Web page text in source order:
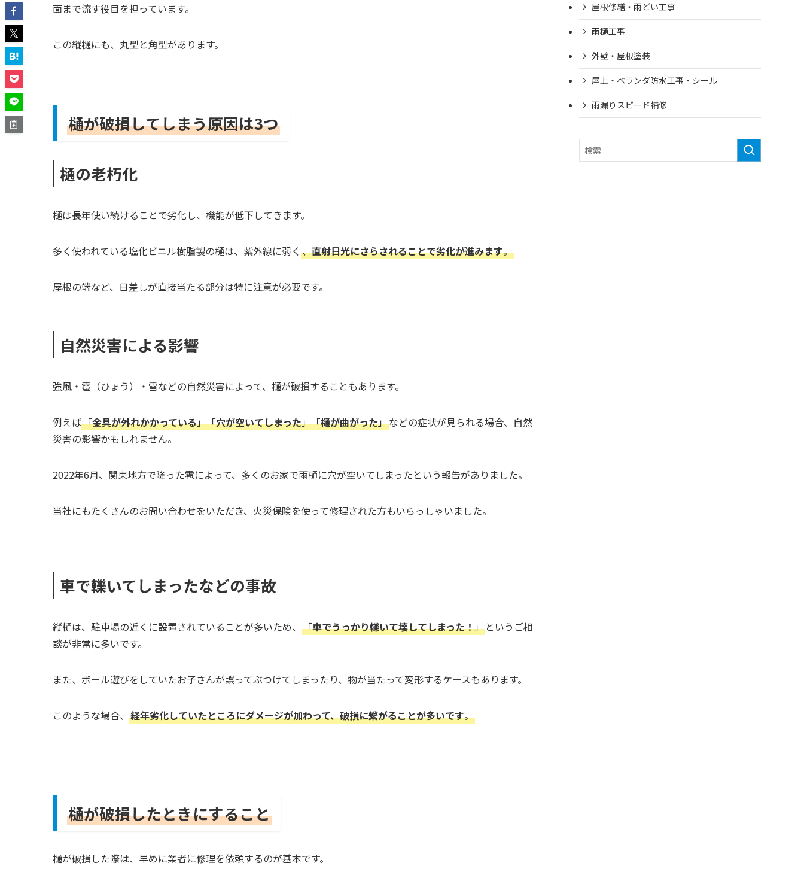
面まで流す役目を担っています。
この縦樋にも、丸型と角型があります。
樋が破損してしまう原因は3つ
樋の老朽化
樋は長年使い続けることで劣化し、機能が低下してきます。
多く使われている塩化ビニル樹脂製の樋は、紫外線に弱く 、直射日光にさらされることで劣化が進みます。
屋根の端など、日差しが直接当たる部分は特に注意が必要です。
自然災害による影響
強風・雹（ひょう）・雪などの自然災害によって、樋が破損することもあります。
例えば「金具が外れかかっている」「穴が空いてしまった」「樋が曲がった」などの症状が見られる場合、自然
災害の影響かもしれません。
2022年6月、関東地方で降った雹によって、多くのお家で雨樋に穴が空いてしまったという報告がありました。
当社にもたくさんのお問い合わせをいただき、火災保険を使って修理された方もいらっしゃいました。
車で轢いてしまったなどの事故
縦樋は、駐車場の近くに設置されていることが多いため、 「車でうっかり轢いて壊してしまった！」 というご相
談が非常に多いです。
また、ボール遊びをしていたお子さんが誤ってぶつけてしまったり、物が当たって変形するケースもあります。
このような場合、 経年劣化していたところにダメージが加わって、破損に繋がることが多いです。
樋が破損したときにすること
樋が破損した際は、早めに業者に修理を依頼するのが基本です。
屋根修繕・雨どい工事
雨樋工事
外壁・屋根塗装
屋上・ベランダ防水工事・シール
雨漏りスピード補修